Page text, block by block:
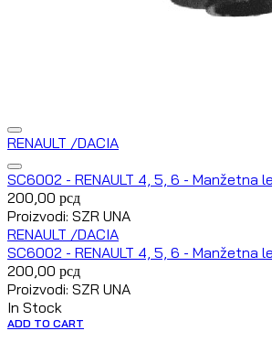
RENAULT /DACIA
SC6002 - RENAULT 4, 5, 6 - Manžetna
200,00 рсд
Proizvodi: SZR UNA
RENAULT /DACIA
SC6002 - RENAULT 4, 5, 6 - Manžetna
200,00 рсд
Proizvodi: SZR UNA
In Stock
ADD TO CART